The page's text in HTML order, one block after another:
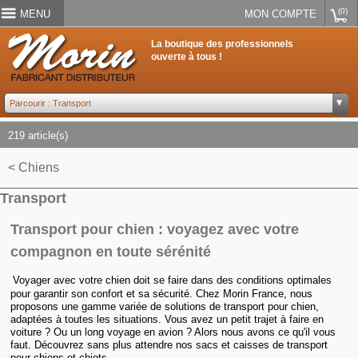
MENU (0)
MON COMPTE
La boutique des professionnels
ouverte à tous !
219 article(s)
< Chiens
Transport
Transport pour chien : voyagez avec votre
compagnon en toute sérénité
Voyager avec votre chien doit se faire dans des conditions optimales
pour garantir son confort et sa sécurité. Chez Morin France, nous
proposons une gamme variée de solutions de transport pour chien,
adaptées à toutes les situations. Vous avez un petit trajet à faire en
voiture ? Ou un long voyage en avion ? Alors nous avons ce qu'il vous
faut. Découvrez sans plus attendre nos sacs et caisses de transport